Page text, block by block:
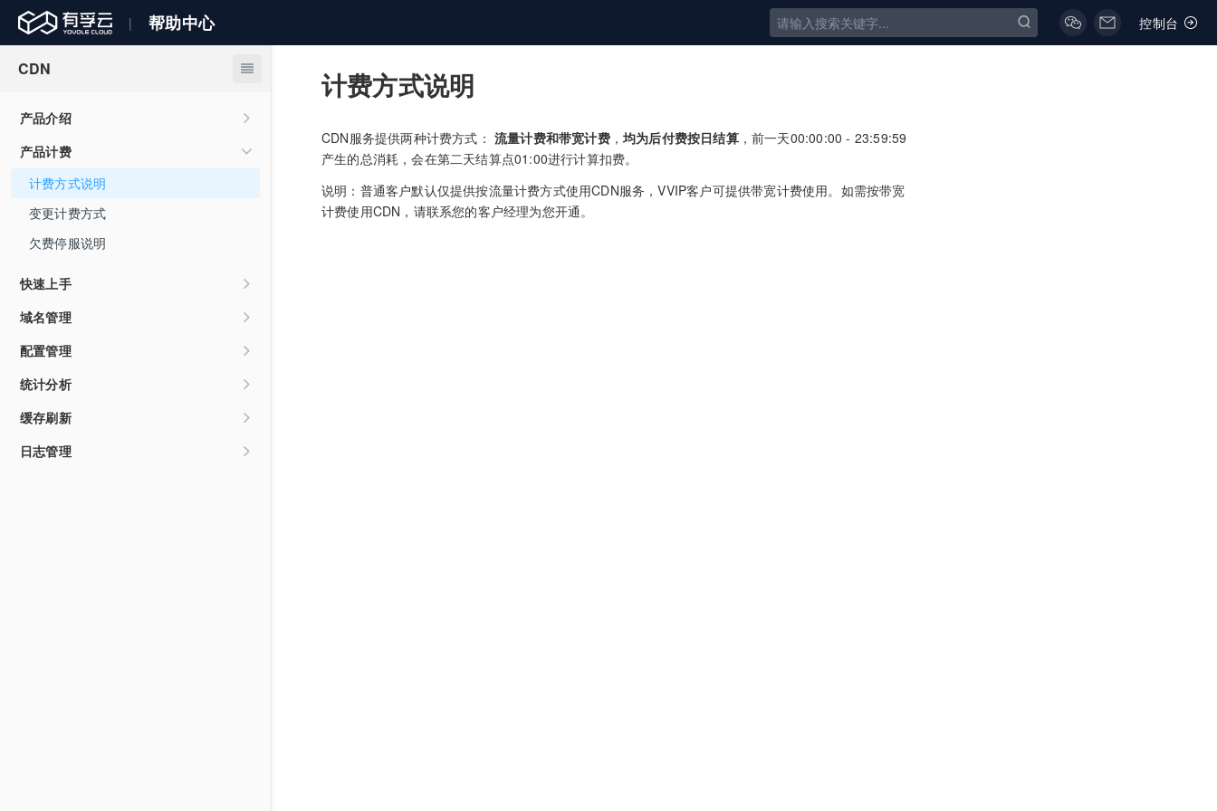
| 帮助中心 控制台
CDN
产品介绍
产品概述
产品优势
应用场景
名词解释
产品计费
计费方式说明
变更计费方式
欠费停服说明
快速上手
域名准入条件
快速入门CDN服务
域名管理
约束限制
域名操作
域名下线策略
配置管理
配置说明
源站配置
回源配置
统计分析
使用量统计
访问情况统计
缓存刷新
刷新缓存
日志管理
计费方式说明
CDN服务提供两种计费方式： 流量计费和带宽计费，均为后付费按日结算，前一天00:00:00 - 23:59:59
产生的总消耗，会在第二天结算点01:00进行计算扣费。
说明：普通客户默认仅提供按流量计费方式使用CDN服务，VVIP客户可提供带宽计费使用。如需按带宽
计费使用CDN，请联系您的客户经理为您开通。